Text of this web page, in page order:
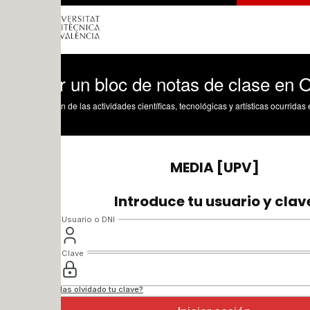
un bloc de notas de clase en Office
de las actividades científicas, tecnológicas y artísticas ocurridas en los tres